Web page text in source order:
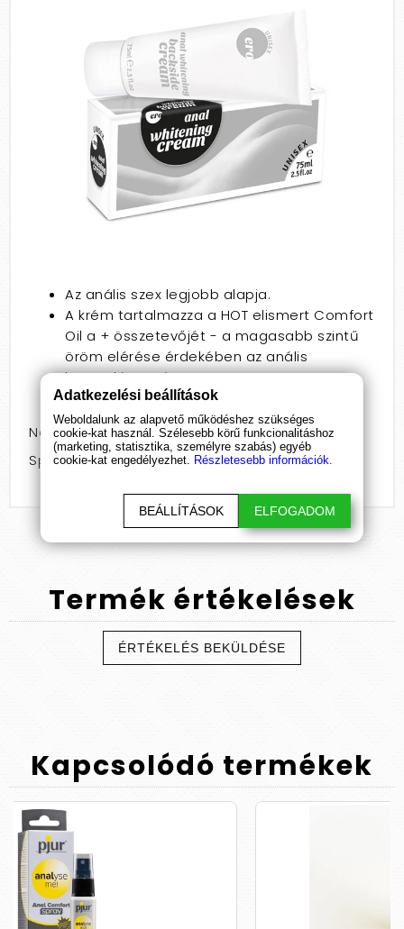
Az anális szex legjobb alapja.
A krém tartalmazza a HOT elismert Comfort
Oil a + összetevőjét - a magasabb szintű
öröm elérése érdekében az anális
közösülés során.
Egyidejűleg ellazítja és ápolja a bőrt.
Nem: pároknak
Speciális jellemző: fehérítő
Termék értékelések
ÉRTÉKELÉS BEKÜLDÉSE
Kapcsolódó termékek
Adatkezelési beállítások
Weboldalunk az alapvető működéshez szükséges
cookie-kat használ. Szélesebb körű funkcionalitáshoz
(marketing, statisztika, személyre szabás) egyéb
cookie-kat engedélyezhet. Részletesebb információk.
BEÁLLÍTÁSOK ELFOGADOM